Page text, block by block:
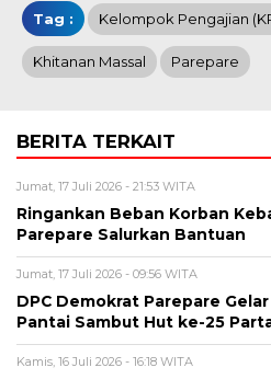
Tag : Kelompok Pengajian
Khitanan Massal Parepare
BERITA TERKAIT
Jumat, 17 Juli 2026 - 21:53 WITA
Ringankan Beban Korban
Parepare Salurkan Bantuan
Jumat, 17 Juli 2026 - 09:56 WITA
DPC Demokrat Parepare
Pantai Sambut Hut ke-25
Kamis, 16 Juli 2026 - 16:18 WITA